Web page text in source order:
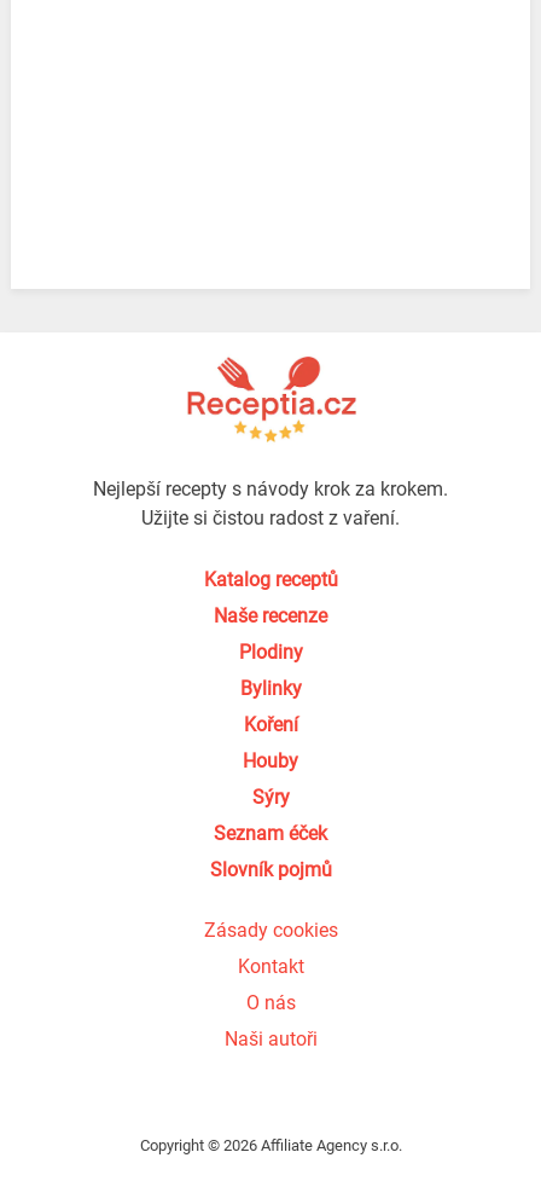
Nejlepší recepty s návody krok za krokem.
Užijte si čistou radost z vaření.
Katalog receptů
Naše recenze
Plodiny
Bylinky
Koření
Houby
Sýry
Seznam éček
Slovník pojmů
Zásady cookies
Kontakt
O nás
Naši autoři
Copyright © 2026 Affiliate Agency s.r.o.